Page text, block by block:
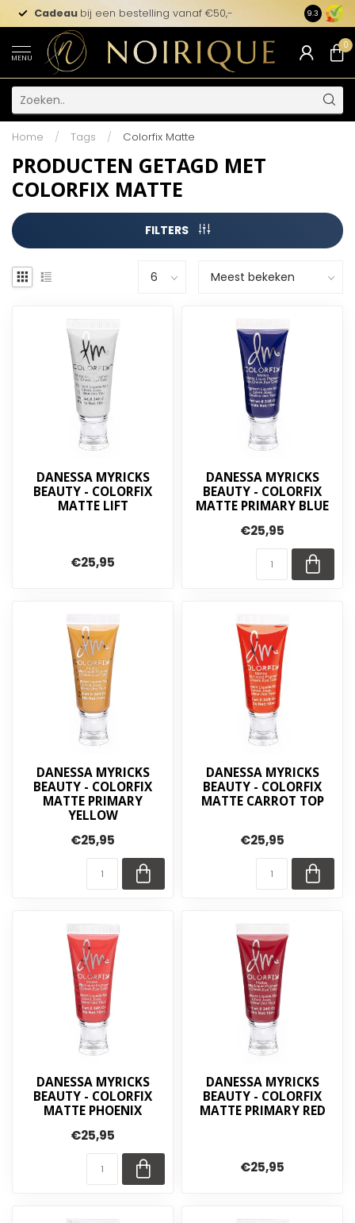
Cadeau bij een bestelling vanaf €50,- 9.3
MENU
0
Home / Tags / Colorfix Matte
PRODUCTEN GETAGD MET
COLORFIX MATTE
FILTERS
DANESSA MYRICKS
BEAUTY - COLORFIX
MATTE LIFT
€25,95
DANESSA MYRICKS
BEAUTY - COLORFIX
MATTE PRIMARY BLUE
€25,95
DANESSA MYRICKS
BEAUTY - COLORFIX
MATTE PRIMARY
YELLOW
€25,95
DANESSA MYRICKS
BEAUTY - COLORFIX
MATTE CARROT TOP
€25,95
DANESSA MYRICKS
BEAUTY - COLORFIX
MATTE PHOENIX
€25,95
DANESSA MYRICKS
BEAUTY - COLORFIX
MATTE PRIMARY RED
€25,95